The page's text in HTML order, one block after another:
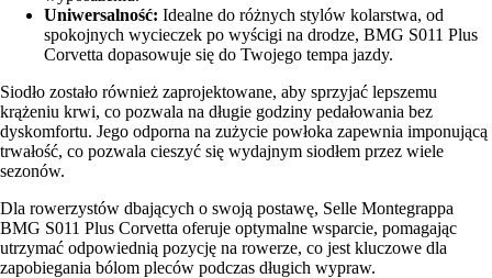
Uniwersalność: Idealne do różnych stylów kolarstwa, od
spokojnych wycieczek po wyścigi na drodze, BMG S011 Plus
Corvetta dopasowuje się do Twojego tempa jazdy.
Siodło zostało również zaprojektowane, aby sprzyjać lepszemu
krążeniu krwi, co pozwala na długie godziny pedałowania bez
dyskomfortu. Jego odporna na zużycie powłoka zapewnia imponującą
trwałość, co pozwala cieszyć się wydajnym siodłem przez wiele
sezonów.
Dla rowerzystów dbających o swoją postawę, Selle Montegrappa
BMG S011 Plus Corvetta oferuje optymalne wsparcie, pomagając
utrzymać odpowiednią pozycję na rowerze, co jest kluczowe dla
zapobiegania bólom pleców podczas długich wypraw.